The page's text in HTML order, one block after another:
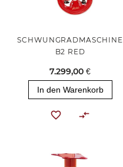
SCHWUNGRADMASCHINE
B2 RED
7.299,00 €
In den Warenkorb